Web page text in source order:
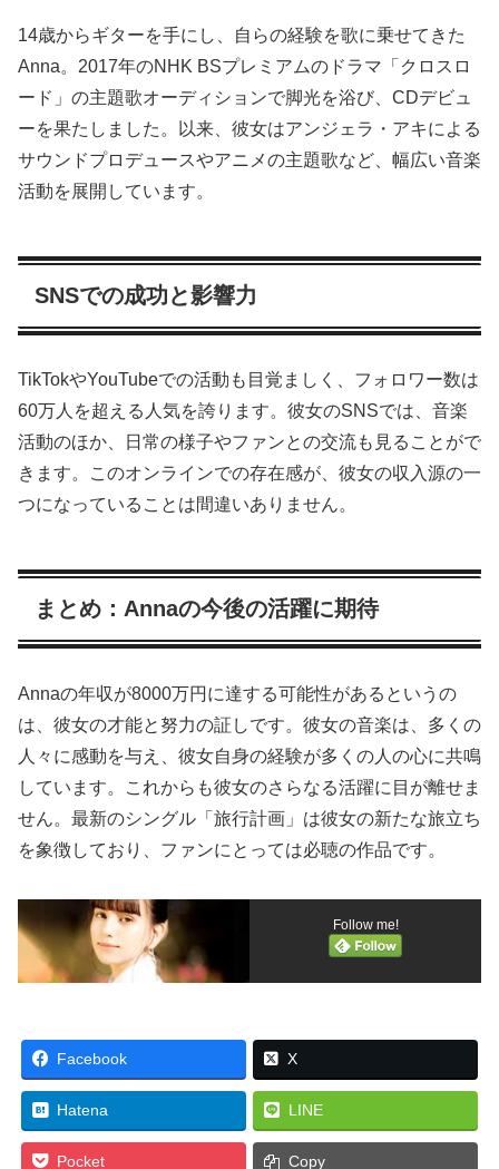
14歳からギターを手にし、自らの経験を歌に乗せてきた
Anna。2017年のNHK BSプレミアムのドラマ「クロスロ
ード」の主題歌オーディションで脚光を浴び、CDデビュ
ーを果たしました。以来、彼女はアンジェラ・アキによる
サウンドプロデュースやアニメの主題歌など、幅広い音楽
活動を展開しています。
SNSでの成功と影響力
TikTokやYouTubeでの活動も目覚ましく、フォロワー数は
60万人を超える人気を誇ります。彼女のSNSでは、音楽
活動のほか、日常の様子やファンとの交流も見ることがで
きます。このオンラインでの存在感が、彼女の収入源の一
つになっていることは間違いありません。
まとめ：Annaの今後の活躍に期待
Annaの年収が8000万円に達する可能性があるというの
は、彼女の才能と努力の証しです。彼女の音楽は、多くの
人々に感動を与え、彼女自身の経験が多くの人の心に共鳴
しています。これからも彼女のさらなる活躍に目が離せま
せん。最新のシングル「旅行計画」は彼女の新たな旅立ち
を象徴しており、ファンにとっては必聴の作品です。
Follow me!
Facebook X
Hatena LINE
Pocket Copy